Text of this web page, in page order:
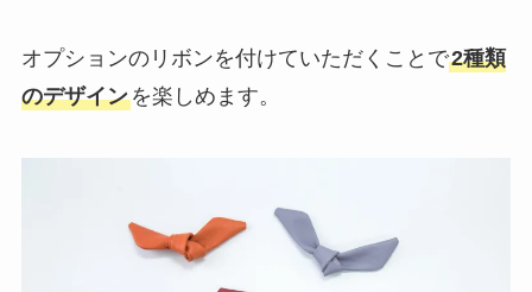
オプションのリボンを付けていただくことで2種類
のデザインを楽しめます。